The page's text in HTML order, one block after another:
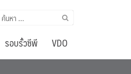
ค้นหา
รอบรั้วซีพี VDO